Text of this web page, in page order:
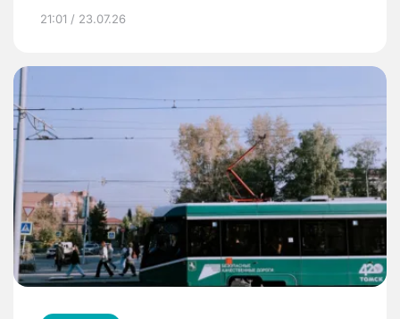
21:01 / 23.07.26